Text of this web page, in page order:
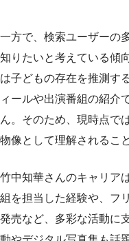
一方で、検索ユーザーの
知りたいと考えている傾
は子どもの存在を推測す
ィールや出演番組の紹介
ん。そのため、現時点で
物像として理解されるこ
竹中知華さんのキャリア
組を担当した経験や、フ
発売など、多彩な活動に